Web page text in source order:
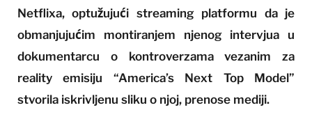
Netflixa, optužujući streaming platformu da je
obmanjujućim montiranjem njenog intervjua u
dokumentarcu o kontroverzama vezanim za
reality emisiju “America’s Next Top Model”
stvorila iskrivljenu sliku o njoj, prenose mediji.